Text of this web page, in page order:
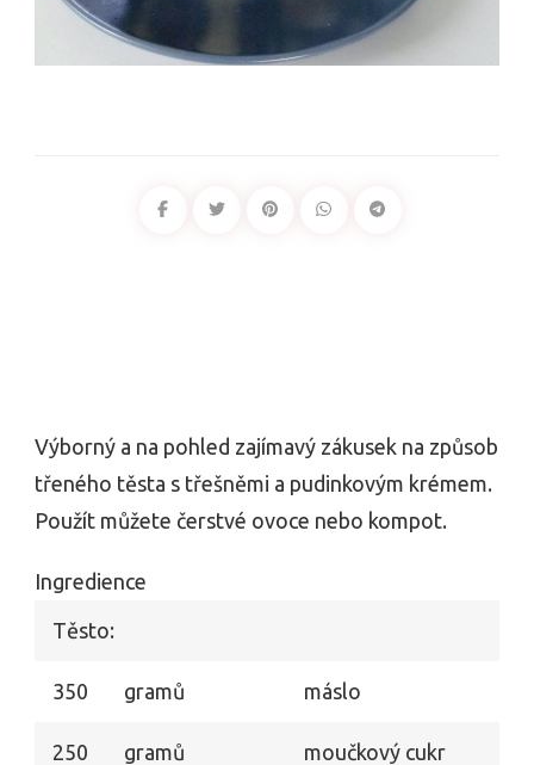
Výborný a na pohled zajímavý zákusek na způsob
třeného těsta s třešněmi a pudinkovým krémem.
Použít můžete čerstvé ovoce nebo kompot.
Ingredience
Těsto:
350 gramů máslo
250 gramů moučkový cukr